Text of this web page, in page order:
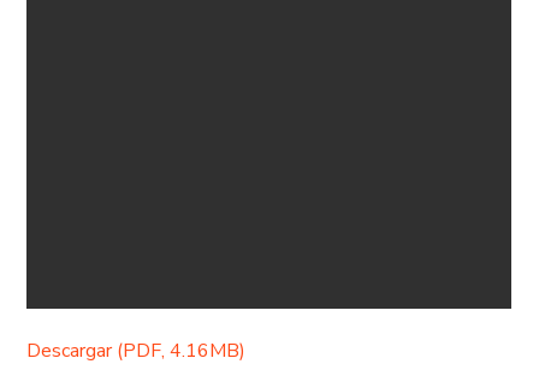
Descargar (PDF, 4.16MB)